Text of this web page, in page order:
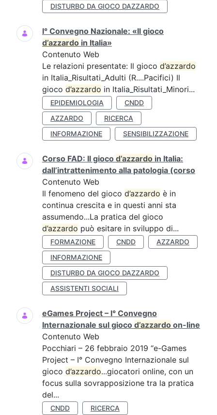
DISTURBO DA GIOCO DAZZARDO
I° Convegno Nazionale: «Il gioco
d’azzardo in Italia»
Contenuto Web
Le relazioni presentate: Il gioco d’azzardo
in Italia_Risultati_Adulti (R....Pacifici) Il
gioco d’azzardo in Italia_Risultati_Minori...
EPIDEMIOLOGIA
CNDD
AZZARDO
RICERCA
INFORMAZIONE
SENSIBILIZZAZIONE
Corso FAD: Il gioco d’azzardo in Italia:
dall’intrattenimento alla patologia (corso
Contenuto Web
Il fenomeno del gioco d’azzardo è in
continua crescita e in questi anni sta
assumendo...La pratica del gioco
d’azzardo può esitare in sviluppo di...
FORMAZIONE CNDD
AZZARDO
INFORMAZIONE
DISTURBO DA GIOCO DAZZARDO
ASSISTENTI SOCIALI
eGames Project – I° Convegno
Internazionale sul gioco d’azzardo on-line
Contenuto Web
Pocchiari – 26 febbraio 2019 “e-Games
Project – I° Convegno Internazionale sul
gioco d’azzardo...giocatori online, con un
focus sulla sovrapposizione tra la pratica
del...
CNDD RICERCA